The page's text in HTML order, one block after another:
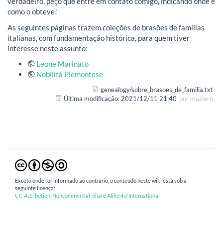
como o obteve!
As seguintes páginas trazem coleções de brasões de famílias
italianas, com fundamentação histórica, para quem tiver
interesse neste assunto:
Leone Marinato
Nobilità Piemontese
genealogy/sobre_brasoes_de_familia.txt
Última modificação: 2021/12/11 21:40 por maziero
Exceto onde for informado ao contrário, o conteúdo neste wiki está sob a
seguinte licença:
CC Attribution-Noncommercial-Share Alike 4.0 International